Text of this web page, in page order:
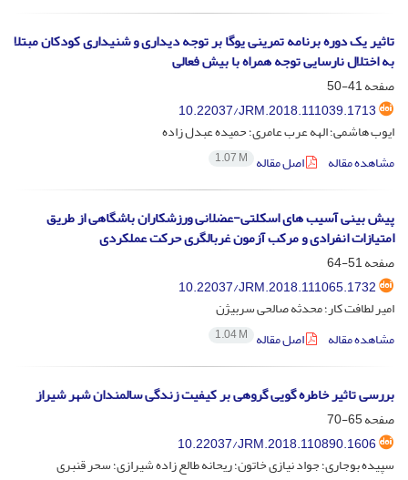
تاثیر یک دوره برنامه تمرینی یوگا بر توجه دیداری و شنیداری کودکان مبتلا
به اختلال نارسایی توجه همراه با بیش فعالی
صفحه41-50
10.22037/JRM.2018.111039.1713
ایوب هاشمی؛ الهه عرب عامری؛ حمیده عبدل زاده
مشاهده مقاله
اصل مقاله 1.07 M
پیش بینی آسیب های اسکلتی-عضلانی ورزشکاران باشگاهی از طریق
امتیازات انفرادی و مرکب آزمون غربالگری حرکت عملکردی
صفحه51-64
10.22037/JRM.2018.111065.1732
امیر لطافت کار؛ محدثه صالحی سربیژن
مشاهده مقاله
اصل مقاله 1.04 M
بررسی تاثیر خاطره گویی گروهی بر کیفیت زندگی سالمندان شهر شیراز
صفحه65-70
10.22037/JRM.2018.110890.1606
سپیده بوجاری؛ جواد نیازی خاتون؛ ریحانه طالع زاده شیرازی؛ سحر قنبری